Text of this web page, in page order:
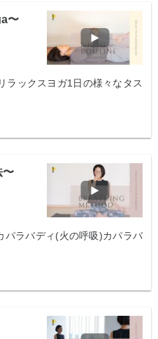
〜
ラックスヨガ1日の様々なタス
〜
パラバディ(火の呼吸)カパラバ